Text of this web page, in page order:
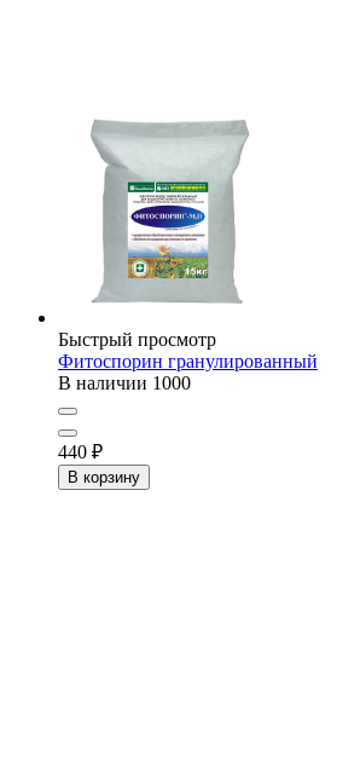
Быстрый просмотр
Фитоспорин гранулированный
В наличии 1000
440 ₽
В корзину